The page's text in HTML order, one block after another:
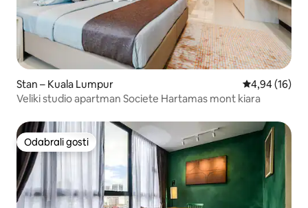
Stan – Kuala Lumpur Prosječna
4,94 (16)
Veliki studio apartman Societe Hartamas mont kiara
Odabrali gosti
Odabrali gosti